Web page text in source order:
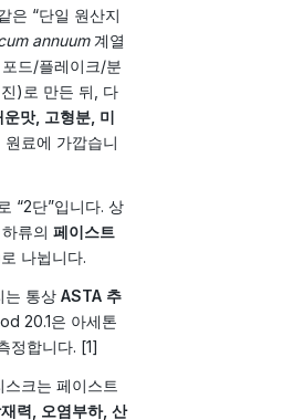
은 “단일 원산지
annuum계열
드/플레이크/분
)로 만든 뒤, 다
운맛, 고형분, 미
료에 가깝습니
“2단”입니다. 상
류의 페이스트
로 나뉩니다.
는 통상 ASTA 추
20.1은 아세톤
정합니다. [1]
크는 페이스트
력, 오염부하, 산